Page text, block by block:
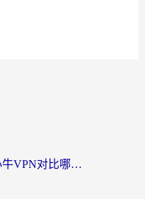
Malus VPN好用吗？和小牛VPN对比哪个回国效果更好？海外党亲测实用指南